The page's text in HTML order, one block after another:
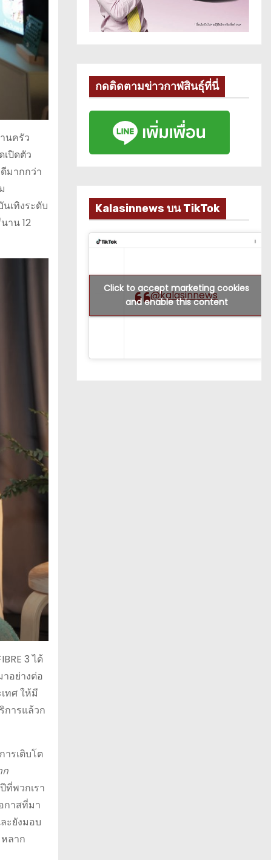
นครัว
เปิดตัว
มากกว่า
เทิงระดับ
าน 12
3 ได้
อย่างต่อ
ทศ ให้มี
การแล้วก
ารเติบโต
ก
ที่พวกเรา
กาสที่มา
ะยังมอบ
ลาก
กดติดตามข่าวกาฬสินธุ์ที่นี่
Kalasinnews บน TikTok
@kalasinnews
Click to accept marketing cookies
and enable this content